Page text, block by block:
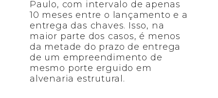
Paulo, com intervalo de apenas
10 meses entre o lançamento e a
entrega das chaves. Isso, na
maior parte dos casos, é menos
da metade do prazo de entrega
de um empreendimento de
mesmo porte erguido em
alvenaria estrutural.